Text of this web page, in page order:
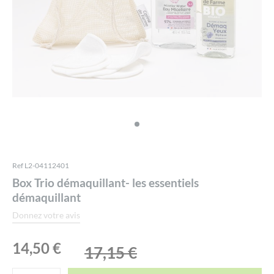
Ref L2-04112401
Box Trio démaquillant- les essentiels
démaquillant
Donnez votre avis
17,15€
Le
14,50€
prix